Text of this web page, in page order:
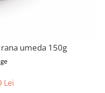
umeda 150g
Lei